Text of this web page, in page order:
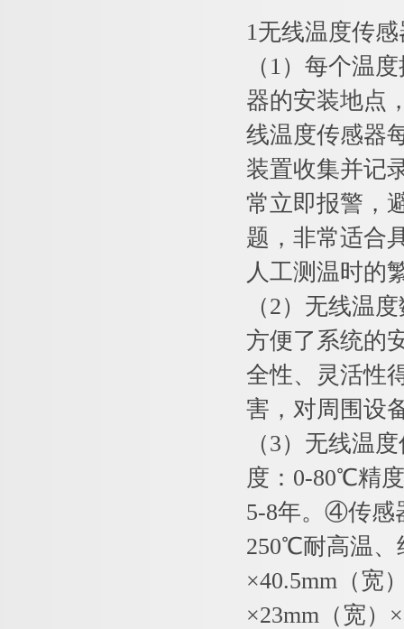
1无线温度传感
（1）每个温
器的安装地点
线温度传感器
装置收集并记
常立即报警，
题，非常适合
人工测温时的
（2）无线温
方便了系统的
全性、灵活性
害，对周围设
（3）无线温
度：0-80℃精
5-8年。④传感
250℃耐高温、
×40.5mm（宽
×23mm（宽